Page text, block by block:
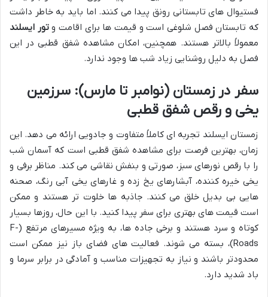
فستیوال های تابستانی رونق پیدا می کنند. اما باید به خاطر داشت
که تابستان فصل شلوغی است و قیمت ها برای اقامت وتور ایسلند
معمولاً بالاتر هستند. همچنین، امکان مشاهده شفق قطبی در این
فصل به دلیل روشنایی زیاد شب ها وجود ندارد.
سفر در زمستان (نوامبر تا مارس): سرزمین
یخی و رقص شفق قطبی
زمستان ایسلند تجربه ای کاملاً متفاوت و جادویی ارائه می دهد. این
زمان، بهترین فرصت برای مشاهده شفق قطبی است که آسمان شب
را با رقص نورهای سبز، صورتی و بنفش نقاشی می کند. مناظر برفی و
یخی خیره کننده، آبشارهای یخ زده و غارهای یخی آبی رنگ، صحنه
هایی بی بدیل خلق می کنند. جاذبه ها خلوت تر هستند و ممکن
است قیمت های بهتری برای سفر پیدا کنید. با این حال، روزها بسیار
کوتاه و سرد هستند و برخی جاده ها، به ویژه مسیرهای مرتفع (F-
Roads)، بسته می شوند. فعالیت های فضای باز نیز ممکن است
محدودتر باشند و نیاز به تجهیزات مناسب و آمادگی در برابر سرما و
باد شدید دارد.